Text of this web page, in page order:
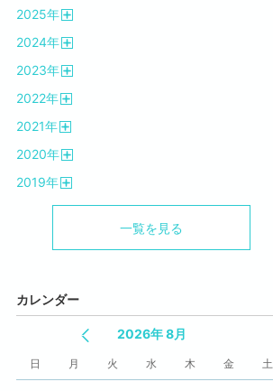
2025年
2024年
2023年
2022年
2021年
2020年
2019年
一覧を見る
カレンダー
2026年 8月
日 月 火 水 木 金 土